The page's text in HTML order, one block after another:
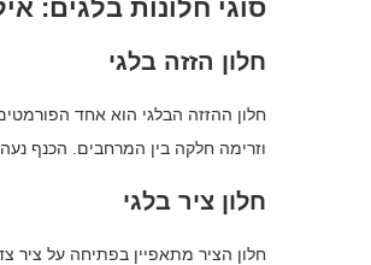
סוגי חלונות בלגים:
חלון הזזה בלגי
חלון ההזזה הבלגי הוא אחד
וזרימה חלקה בין המרחבים. הכנף
חלון ציר בלגי
חלון הציר מתאפיין בפתיחה על ציר